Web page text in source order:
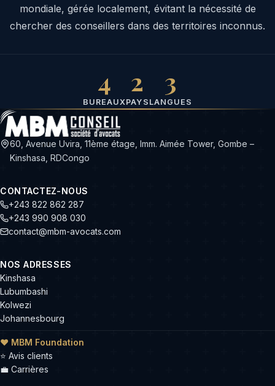
mondiale, gérée localement, évitant la nécessité de
chercher des conseillers dans des territoires inconnus.
4
BUREAUX
2
PAYS
3
LANGUES
60, Avenue Uvira, 11ème étage, Imm. Aimée Tower, Gombe –
Kinshasa, RDCongo
CONTACTEZ-NOUS
+243 822 862 287
+243 990 908 030
contact@mbm-avocats.com
NOS ADRESSES
Kinshasa
Lubumbashi
Kolwezi
Johannesbourg
❤ MBM Foundation
⭐ Avis clients
💼 Carrières